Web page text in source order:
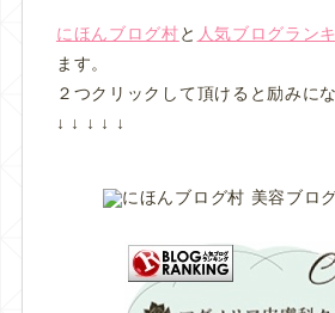
にほんブログ村と 人気ブログラン
ます。
２つクリックして頂けると励みに
↓ ↓ ↓ ↓ ↓